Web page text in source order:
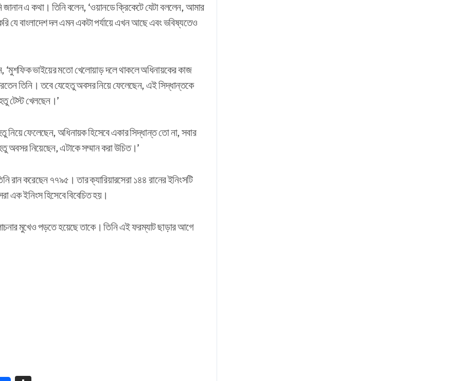
জানান এ কথা। তিনি বলেন, ‘ওয়ানডে ক্রিকেটে যেটা বললেন, আমার
যে বাংলাদেশ দল এমন একটা পর্যায়ে এখন আছে এবং ভবিষ্যতেও
‘মুশফিক ভাইয়ের মতো খেলোয়াড় দলে থাকলে অধিনায়কের কাজ
তিনি। তবে যেহেতু অবসর নিয়ে ফেলেছেন, এই সিদ্ধান্তকে
টেস্ট খেলছেন।’
ফেলেছেন, অধিনায়ক হিসেবে একার সিদ্ধান্ত তো না, সবার
নিয়েছেন, এটাকে সম্মান করা উচিত।’
করেছেন ৭৭৯৫। তার ক্যারিয়ারসেরা ১৪৪ রানের ইনিংসটি
এক ইনিংস হিসেবে বিবেচিত হয়।
মুখেও পড়তে হয়েছে তাকে। তিনি এই ফরম্যাট ছাড়ার আগে